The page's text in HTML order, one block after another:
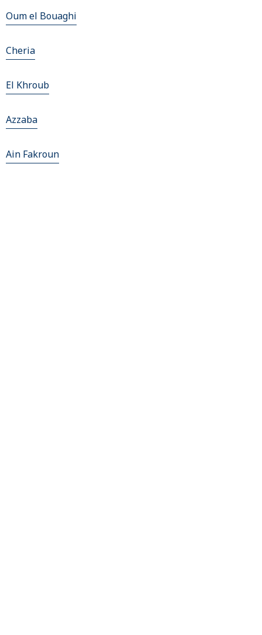
Oum el Bouaghi
Cheria
El Khroub
Azzaba
Ain Fakroun